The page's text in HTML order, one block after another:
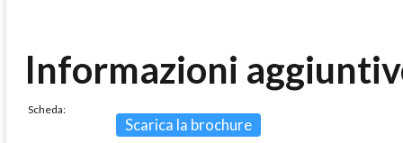
Informazioni
Scheda:
Scarica la brochure